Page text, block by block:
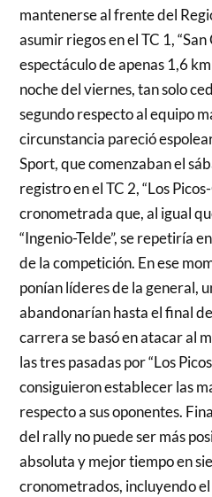
mantenerse al frente del
asumir riegos en el TC 1,
espectáculo de apenas 1,6
noche del viernes, tan solo
segundo respecto al equipo
circunstancia pareció
Sport, que comenzaban el
registro en el TC 2, “Los
cronometrada que, al igual
“Ingenio-Telde”, se repetiría
de la competición. En ese
ponían líderes de la general,
abandonarían hasta el final
carrera se basó en atacar al
las tres pasadas por “Los
consiguieron establecer las
respecto a sus oponentes.
del rally no puede ser más
absoluta y mejor tiempo en
cronometrados, incluyendo el